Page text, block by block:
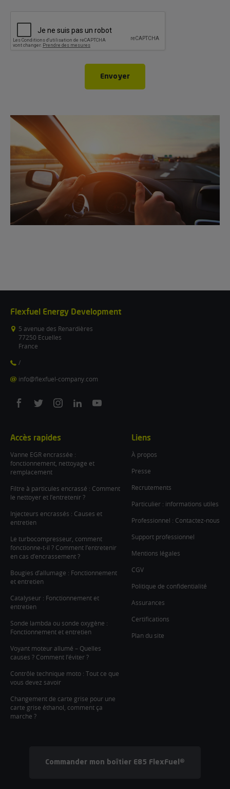
Envoyer
Flexfuel Energy Development
5 avenue des Renardières
77250 Ecuelles
France
/
info@flexfuel-company.com
On
On
On
On
On
Accès rapides
Vanne EGR encrassée :
fonctionnement, nettoyage et
remplacement
Filtre à particules encrassé : Comment
le nettoyer et l’entretenir ?
Injecteurs encrassés : Causes et
entretien
Le turbocompresseur, comment
fonctionne-t-il ? Comment l’entretenir
en cas d’encrassement ?
Bougies d’allumage : Fonctionnement
et entretien
Catalyseur : Fonctionnement et
entretien
Sonde lambda ou sonde oxygène :
Fonctionnement et entretien
Voyant moteur allumé – Quelles
causes ? Comment l’éviter ?
Contrôle technique moto : Tout ce que
vous devez savoir
Changement de carte grise pour une
carte grise éthanol, comment ça
marche ?
Liens
À propos
Presse
Recrutements
Particulier : informations utiles
Professionnel : Contactez-nous
Support professionnel
Mentions légales
CGV
Politique de confidentialité
Assurances
Certifications
Plan du site
Commander mon boîtier E85 FlexFuel®